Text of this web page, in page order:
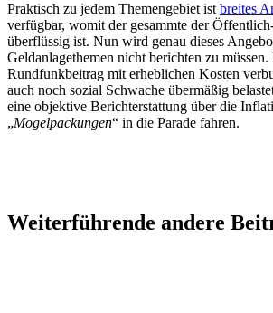
Praktisch zu jedem Themengebiet ist breites
verfügbar, womit der gesammte der
überflüssig ist. Nun wird genau dieses
Geldanlagethemen nicht berichten zu
Rundfunkbeitrag mit erheblichen Kosten
auch noch sozial Schwache übermäßig
eine objektive Berichterstattung über die
„Mogelpackungen“ in die Parade fahren.
Weiterführende andere